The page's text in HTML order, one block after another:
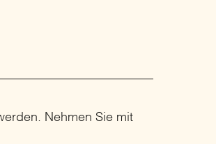
Nehmen Sie mit